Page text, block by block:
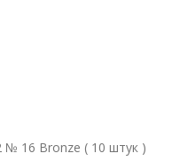
№ 16 Bronze ( 10 штук )